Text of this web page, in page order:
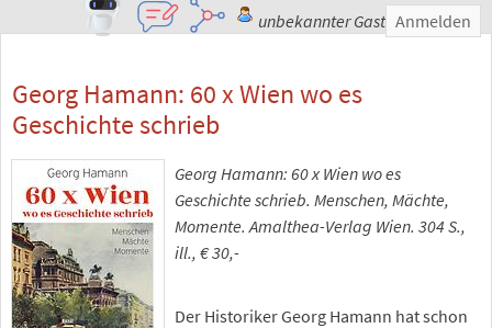
unbekannter Gast Anmelden
Georg Hamann: 60 x Wien wo es
Geschichte schrieb
Georg Hamann: 60 x Wien wo es
Geschichte schrieb. Menschen, Mächte,
Momente. Amalthea-Verlag Wien. 304 S.,
ill., € 30,-
Der Historiker Georg Hamann hat schon